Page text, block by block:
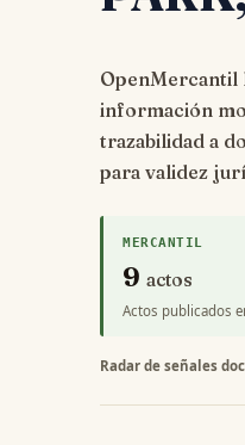
OpenMercantil
información
trazabilidad a
para validez
MERCANTIL
9 actos
Actos publicados
Radar de señales